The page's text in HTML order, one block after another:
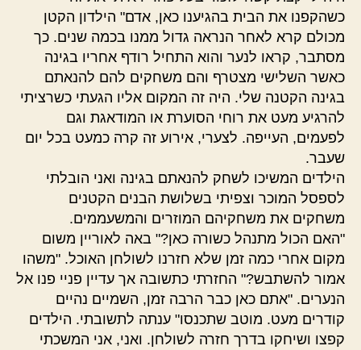
כשהקפנו את הבית בהגיענו כאן, אדם" הילדון הקטן
מכולם קרא לאחר הנראה גדול ממנו בכמה שנים. כך
מסתבר, קראו לנער והוא התחיל רודף אחריו בגינה
כאשר השלישי מצטרף והם משחקים להם להנאתם
בגינה הקטנה שלי. היה זה המקום אליו הגעתי כשרציתי
להרגיע מעט את רוחי הסוערת או המודאגת וגם
לפעמים, העייפה. לצערי, אירוע זה קרה כמעט בכל יום
שעבר.
הילדים המשיכו לשחק להנאתם בגינה ואני הובלתי
לספסל המוכר וצפיתי בשלושת הבנים הקטנים
משחקים את משחקיהם המוזרים והמשעממים.
"האם הכול מתנהל כשורה כאן?" באה לאוריין משום
מקום אחרי כמה זמן שלא חזרנו לשולחן האוכל. "משהו
אמור להשתבש?" החזרתי כתשובה אך עדיין פניי פנו אל
הנערים. "אתם כאן כבר הרבה זמן, השמיים נהיים
קודרים מעט. מוטב שתכנסו" ענתה לתשובתי. הילדים
קפצו ושיחקו בדרך חזרה לשולחן. ואני, אני המשכתי